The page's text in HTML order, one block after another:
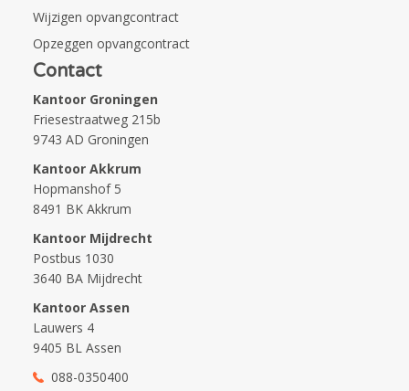
Wijzigen opvangcontract
Opzeggen opvangcontract
Contact
Kantoor Groningen
Friesestraatweg 215b
9743 AD Groningen
Kantoor Akkrum
Hopmanshof 5
8491 BK Akkrum
Kantoor Mijdrecht
Postbus 1030
3640 BA Mijdrecht
Kantoor Assen
Lauwers 4
9405 BL Assen
088-0350400